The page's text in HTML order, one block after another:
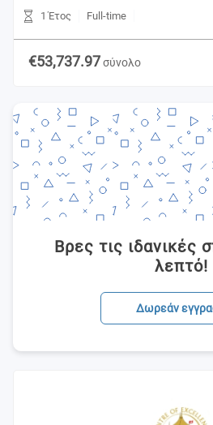
1 Έτος
Full-time
€53,737.97σύνολο
Βρες τις ιδανικές
λεπτό!
Δωρεάν